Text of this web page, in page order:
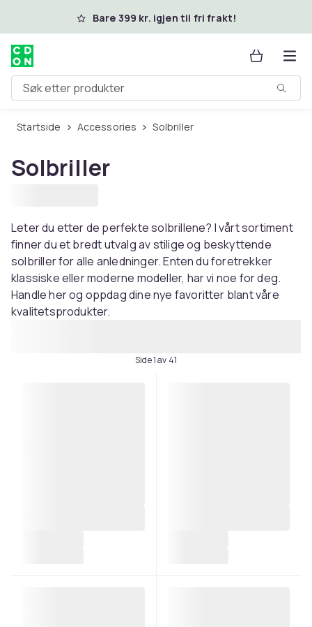
Hopp til hovedinnholdBare 399 kr. igjen til fri frakt!
Søk etter produkter
Startside Accessories Solbriller
Solbriller
Leter du etter de perfekte solbrillene? I vårt sortiment
finner du et bredt utvalg av stilige og beskyttende
solbriller for alle anledninger. Enten du foretrekker
klassiske eller moderne modeller, har vi noe for deg.
Handle her og oppdag dine nye favoritter blant våre
kvalitetsprodukter.
Side 1 av 41